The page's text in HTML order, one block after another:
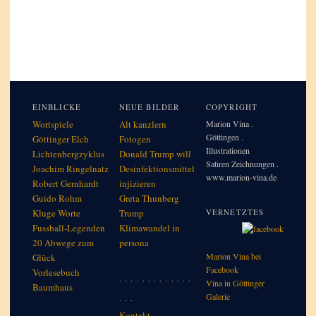
EINBLICKE
Wortspiele
Göttinger Elch
Lichtenbergzyklus
Joachim Ringelnatz
Robert Gernhardt
Guido Rohm
Kluge Worte
Fussball-Legenden
20 Abwege zum
Glück
Vorlesebuch
Baumhaus
NEUE BILDER
Alt kanzlern
Fotogen
Donald Trump will
Desinfektionsmittel
injizieren
Greta Thunberg
Trump
Klimawandel in
per­so­na
. . . . . . . . . . . . .
. . .
COPYRIGHT
Marion Vina .
Göttingen .
Illustrationen
Satiren Zeichnungen .
www.marion-vina.de
VERNETZTES
Marion Vina bei
Facebook
Vina in Göttinger
Galerie